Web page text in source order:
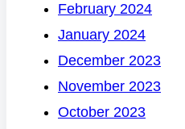
February 2024
January 2024
December 2023
November 2023
October 2023